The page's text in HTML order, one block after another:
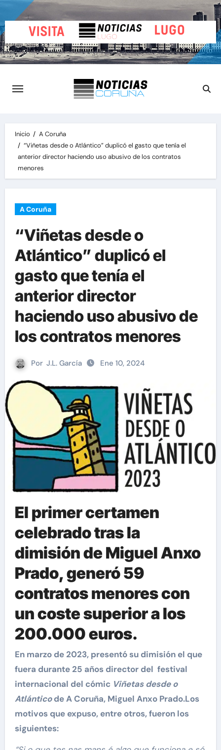
al
contenido
Inicio
A Coruña
“Viñetas desde o Atlántico” duplicó el gasto que tenía el
anterior director haciendo uso abusivo de los contratos
menores
A Coruña
“Viñetas desde o
Atlántico” duplicó el
gasto que tenía el
anterior director
haciendo uso abusivo de
los contratos menores
Por J.L. García Ene 10, 2024
El primer certamen
celebrado tras la
dimisión de Miguel Anxo
Prado, generó 59
contratos menores con
un coste superior a los
200.000 euros.
En marzo de 2023, presentó su dimisión el que
fuera durante 25 años director del festival
internacional del cómic Viñetas desde o
Atlánticode A Coruña, Miguel Anxo Prado.Los
motivos que expuso, entre otros, fueron los
siguientes: